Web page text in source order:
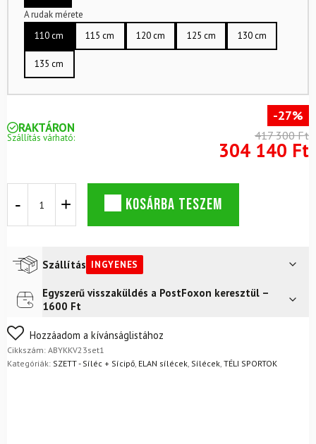
A rudak mérete
110 cm
115 cm 120 cm 125 cm 130 cm
135 cm
RAKTÁRON
Szállítás várható:
-27%
417 300 Ft
304 140 Ft
ELAN
mennyiség
KOSÁRBA TESZEM
Szállítás INGYENES
Futár a címreIngyenes
Egyszerű visszaküldés a PostFoxon keresztül –
1600 Ft
Nem biztos a választásában? Semmi gond – a terméket
egyszerűen visszaküldheti 14 napon belül, indoklás nélkül.
Mik a visszaküldés feltételei?
Hozzáadom a kívánságlistához
Cikkszám: ABYKKV23set1
Kategóriák: SZETT - Síléc + Sícipő, ELAN sílécek, Sílécek, TÉLI SPORTOK